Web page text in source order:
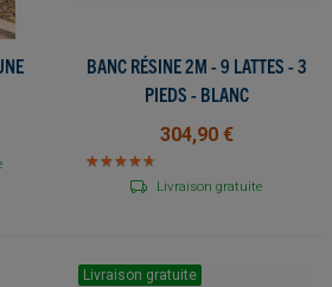
BANC RÉSINE 2M - 9 LATTES - 3
PIEDS - BLANC
304,90 €
★★★★★
★★★★★
Livraison gratuite
Livraison gratuite